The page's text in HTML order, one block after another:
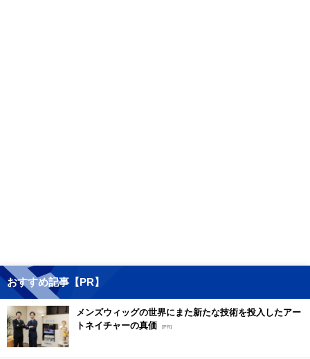
おすすめ記事【PR】
メンズウィッグの世界にまた新たな技術を投入したアー
トネイチャーの真価 [PR]